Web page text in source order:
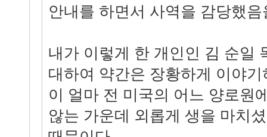
안내를 하면서 사역을 감당했
내가 이렇게 한 개인인 김 순일
대하여 약간은 장황하게 이야
이 얼마 전 미국의 어느 양로원
않는 가운데 외롭게 생을 마치